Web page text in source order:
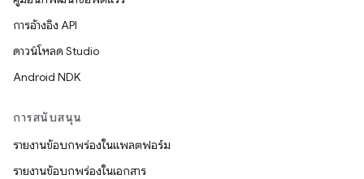
การอ้างอิง API
ดาวน์โหลด Studio
Android NDK
การสนับสนุน
รายงานข้อบกพร่องในแพลตฟอร์ม
รายงานข้อบกพร่องในเอกสาร